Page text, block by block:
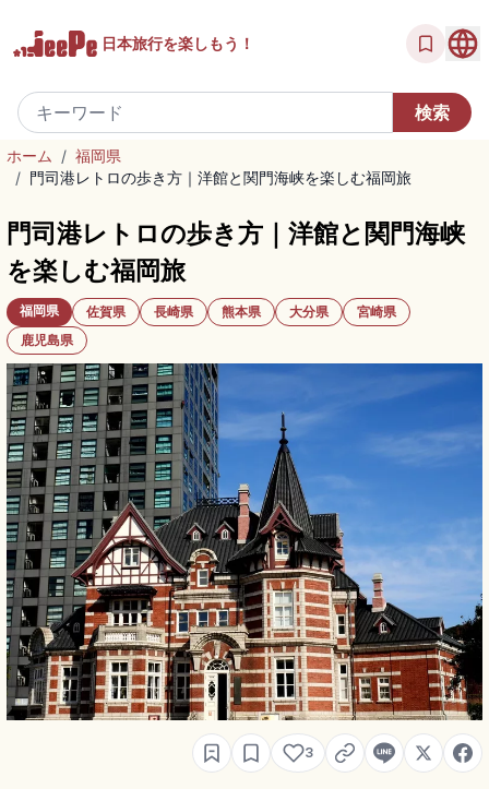
日本旅行を楽しもう！
ホーム / 福岡県
/ 門司港レトロの歩き方｜洋館と関門海峡を楽しむ福岡旅
門司港レトロの歩き方｜洋館と関門海峡
を楽しむ福岡旅
福岡県 佐賀県 長崎県 熊本県 大分県
宮崎県
鹿児島県
3